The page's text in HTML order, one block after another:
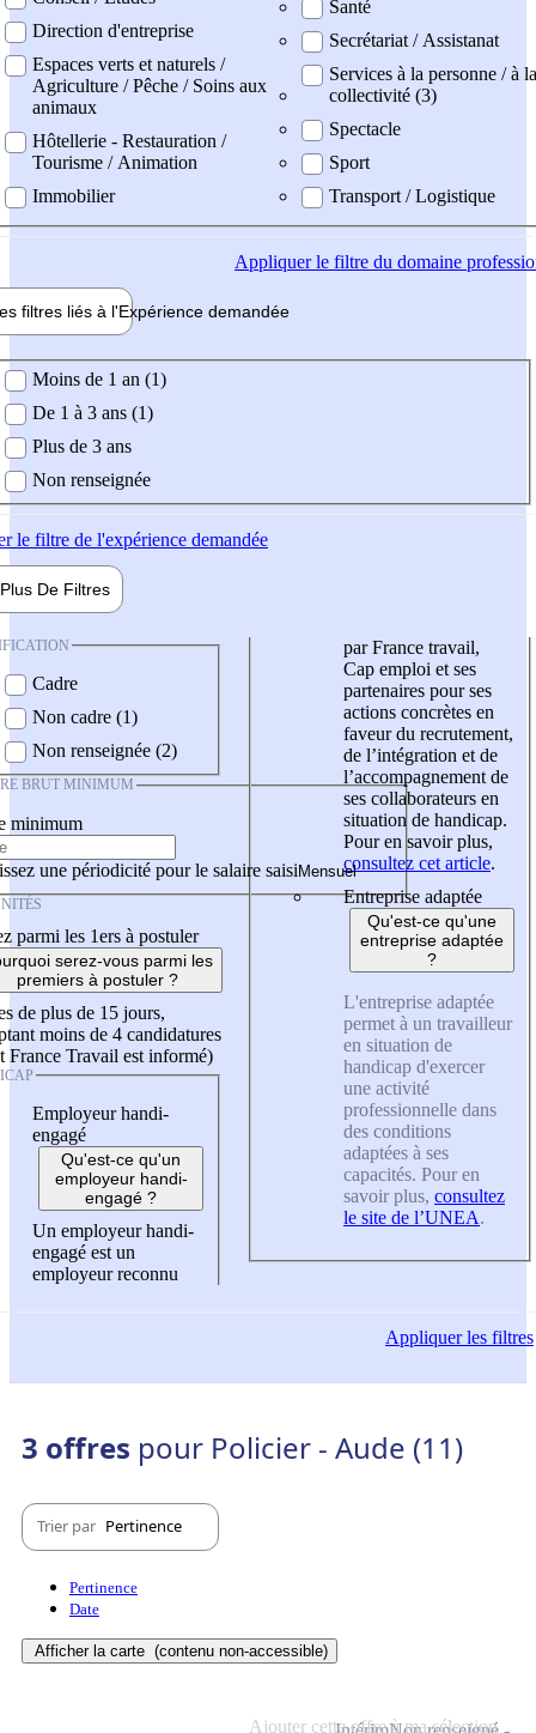
Direction d'entreprise
Espaces verts et naturels /
Agriculture / Pêche / Soins aux
animaux
Hôtellerie - Restauration /
Tourisme / Animation
Immobilier
Santé
Secrétariat / Assistanat
Services à la personne / à la
collectivité (3)
Spectacle
Sport
Transport / Logistique
Appliquerle filtre du domaine
filtres liés à l'Expérience demandée
demandée
Moins de 1 an (1)
De 1 à 3 ans (1)
Plus de 3 ans
Non renseignée
le filtre de l'expérience demandée
Plus De Filtres
Cadre
Non cadre (1)
Non renseignée (2)
BRUT MINIMUM
minimum
une périodicité pour le salaire saisi
parmi les 1ers à postuler
serez-vous parmi les
premiers à postuler ?
de plus de 15 jours,
moins de 4 candidatures
France Travail est informé)
Employeur handi-
engagé
Qu'est-ce qu'un
employeur handi-
engagé ?
Un employeur handi-
engagé est un
employeur reconnu
par France travail,
Cap emploi et ses
partenaires pour ses
actions concrètes en
faveur du recrutement,
de l’intégration et de
l’accompagnement de
ses collaborateurs en
situation de handicap.
Pour en savoir plus,
consultez cet article.
Entreprise adaptée
Qu'est-ce qu'une
entreprise adaptée
?
L'entreprise adaptée
permet à un travailleur
en situation de
handicap d'exercer
une activité
professionnelle dans
des conditions
adaptées à ses
capacités. Pour en
savoir plus, consultez
le site de l’UNEA.
Appliquerles filtres
3 offres pour Policier - Aude (11)
Trier par Pertinence
Pertinence
Date
Afficher la carte (contenu non-accessible)
Ajouter cette offre à ma sélection